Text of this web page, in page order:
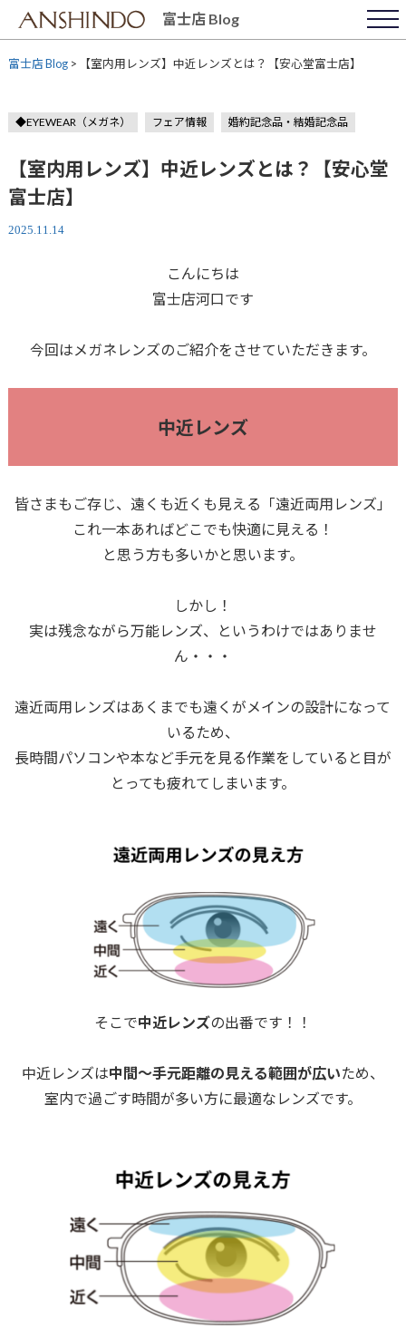
content
富士店 Blog
富士店 Blog> 【室内用レンズ】中近レンズとは？【安心堂富士店】
◆EYEWEAR（メガネ） フェア情報 婚約記念品・結婚記念品
【室内用レンズ】中近レンズとは？【安心堂
富士店】
2025.11.14
こんにちは
富士店河口です
今回はメガネレンズのご紹介をさせていただきます。
中近レンズ
皆さまもご存じ、遠くも近くも見える「遠近両用レンズ」
これ一本あればどこでも快適に見える！
と思う方も多いかと思います。
しかし！
実は残念ながら万能レンズ、というわけではありませ
ん・・・
遠近両用レンズはあくまでも遠くがメインの設計になって
いるため、
長時間パソコンや本など手元を見る作業をしていると目が
とっても疲れてしまいます。
そこで中近レンズの出番です！！
中近レンズは中間～手元距離の見える範囲が広いため、
室内で過ごす時間が多い方に最適なレンズです。